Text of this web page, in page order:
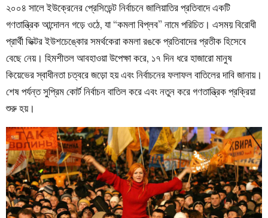
২০০৪ সালে ইউক্রেনের প্রেসিডেন্ট নির্বাচনে জালিয়াতির প্রতিবাদে একটি
গণতান্ত্রিক আন্দোলন গড়ে ওঠে, যা “কমলা বিপ্লব” নামে পরিচিত। এসময় বিরোধী
প্রার্থী ভিক্টর ইউশচেঙ্কোর সমর্থকেরা কমলা রঙকে প্রতিবাদের প্রতীক হিসেবে
বেছে নেয়। হিমশীতল আবহাওয়া উপেক্ষা করে, ১৭ দিন ধরে হাজারো মানুষ
কিয়েভের স্বাধীনতা চত্বরে জড়ো হয় এবং নির্বাচনের ফলাফল বাতিলের দাবি জানায়।
শেষ পর্যন্ত সুপ্রিম কোর্ট নির্বাচন বাতিল করে এবং নতুন করে গণতান্ত্রিক প্রক্রিয়া
শুরু হয়।